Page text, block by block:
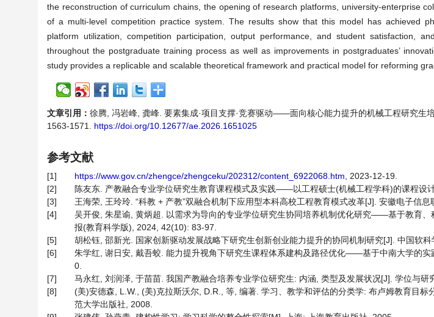
the reconstruction of curriculum chains, the opening of research platforms, university-enterprise
of a multi-level competition practice system. The results show that this model has achieved
platform utilization, competition participation, output performance, and student satisfaction,
throughout the postgraduate training process as well as improvements in postgraduates’
study provides a replicable and scalable theoretical framework and practical model for reforming
文章引用： 徐腾, 冯岩峰, 龚峰. 要素集成·项目支撑·竞赛驱动——面向核心能力提升的机械工程研究生
1563-1571. https://doi.org/10.12677/ae.2026.1651025
参考文献
[1] https://www.gov.cn/zhengce/zhengceku/202312/content_6922068.htm , 2023-12-19.
[2]
陈友东. 产教融合专业学位研究生教育课程模式及实践——以工程硕士(机械工程学科)的课程设
[3]
王海荣, 王玲玲. “科教 + 产教”双融合机制下应用型本科高校工程教育模式改革[J]. 安徽电子信
[4]
吴开俊, 朱星谕, 黄炳超. 以需求为导向的专业学位研究生协同培养机制优化研究——基于教育
报(教育科学版), 2024, 42(10): 83-97.
[5]
胡松钰, 邵新光. 国家创新驱动发展战略下研究生创新创业能力提升的协同机制研究[J]. 中国软科
[6]
朱学红, 谢日安, 戴吾蛟. 能力提升视角下研究生课程体系建构及路径优化——基于中南大学的
0.
[7]
马永红, 刘润泽, 于苗苗. 我国产教融合培养专业学位研究生: 内涵, 类型及发展状况[J]. 学位与研
[8]
(美)安德森, L.W., (美)克拉斯沃尔, D.R., 等, 编著. 学习、教学和评估的分类学: 布卢姆教育目
范大学出版社, 2008.